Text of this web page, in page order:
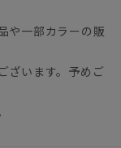
や一部カラーの販
ざいます。予めご